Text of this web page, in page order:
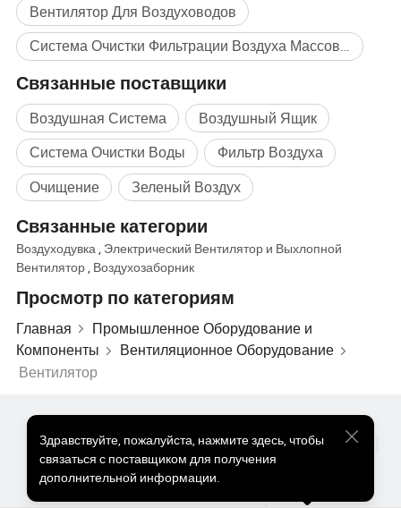
описание продукта
Вентилятор Для Воздуховодов
Система Очистки Фильтрации Воздуха Массовая покупка
Связанные поставщики
Воздушная Система
Воздушный Ящик
Система Очистки Воды
Фильтр Воздуха
Очищение
Зеленый Воздух
Связанные категории
Воздуходувка, Электрический Вентилятор и Выхлопной
Вентилятор, Воздухозаборник
Просмотр по категориям
Главная
Промышленное Оборудование и
Компоненты
Вентиляционное Оборудование
Вентилятор
Здравствуйте, пожалуйста, нажмите здесь, чтобы
связаться с поставщиком для получения
дополнительной информации.
Оптом Горячие Товары
Звездный покупатель
ПК Сайт
Информация
Пользовательское соглашение